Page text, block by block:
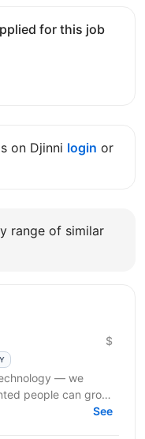
for this job
on Djinni login or
range of similar
$
— we
people can grow,
feel their...
See